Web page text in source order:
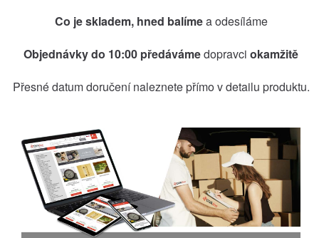
Co je skladem, hned balímea odesíláme
Objednávky do 10:00 předávámedopravciokamžitě
Přesné datum doručení naleznete přímo v detailu produktu.